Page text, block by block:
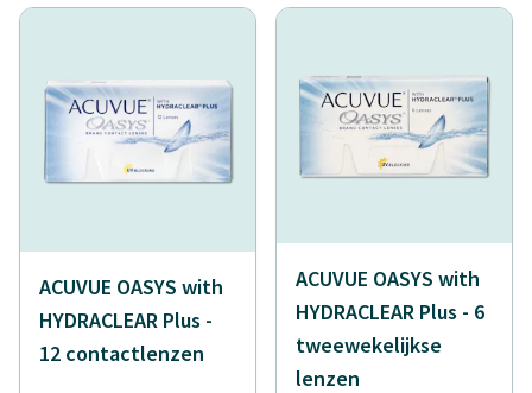
ACUVUE OASYS with
HYDRACLEAR Plus -
12 contactlenzen
ACUVUE OASYS with
HYDRACLEAR Plus - 6
tweewekelijkse
lenzen